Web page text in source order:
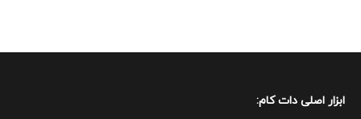
ابزار اصلی دات کام: